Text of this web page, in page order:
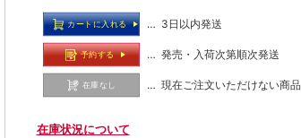
カートに入れる … 3日以内発送
予約する … 発売・入荷次第順次発送
在庫なし … 現在ご注文いただけない商品
在庫状況について